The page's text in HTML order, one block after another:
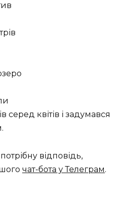
серед квітів і задумався
відповідь,
чат-бота у Телеграм.